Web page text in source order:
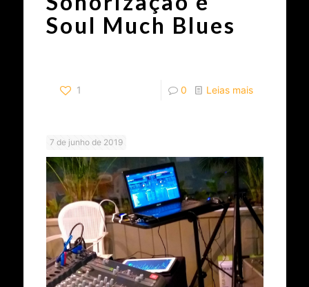
Soul Much Blues
1 0 Leias mais
7 de junho de 2019